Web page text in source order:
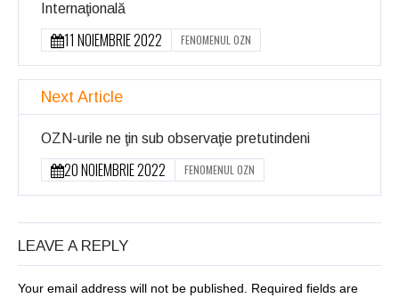
Internaţională
11 NOIEMBRIE 2022 FENOMENUL OZN
Next Article
OZN-urile ne ţin sub observaţie pretutindeni
20 NOIEMBRIE 2022 FENOMENUL OZN
LEAVE A REPLY
Your email address will not be published. Required fields are